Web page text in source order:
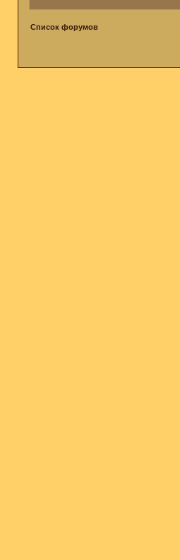
Список форумов